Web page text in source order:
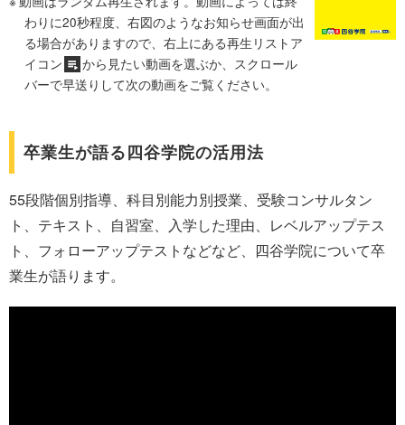
わりに20秒程度、右図のようなお知らせ画面が出
る場合がありますので、右上にある再生リストア
イコン
から見たい動画を選ぶか、スクロール
バーで早送りして次の動画をご覧ください。
卒業生が語る四谷学院の活用法
55段階個別指導、科目別能力別授業、受験コンサルタン
ト、テキスト、自習室、入学した理由、レベルアップテス
ト、フォローアップテストなどなど、四谷学院について卒
業生が語ります。